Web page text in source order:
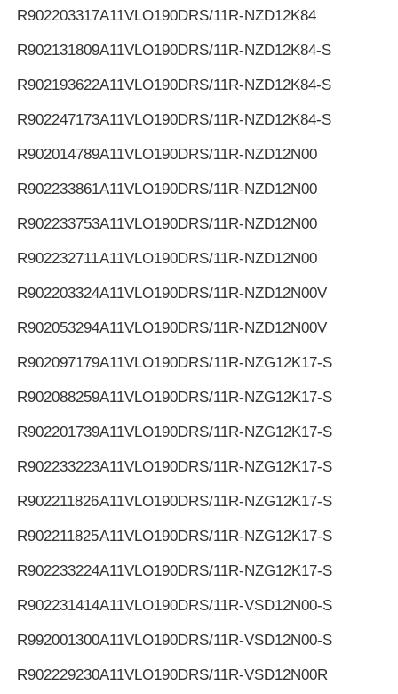
R902203317A11VLO190DRS/11R-NZD12K84
R902131809A11VLO190DRS/11R-NZD12K84-S
R902193622A11VLO190DRS/11R-NZD12K84-S
R902247173A11VLO190DRS/11R-NZD12K84-S
R902014789A11VLO190DRS/11R-NZD12N00
R902233861A11VLO190DRS/11R-NZD12N00
R902233753A11VLO190DRS/11R-NZD12N00
R902232711A11VLO190DRS/11R-NZD12N00
R902203324A11VLO190DRS/11R-NZD12N00V
R902053294A11VLO190DRS/11R-NZD12N00V
R902097179A11VLO190DRS/11R-NZG12K17-S
R902088259A11VLO190DRS/11R-NZG12K17-S
R902201739A11VLO190DRS/11R-NZG12K17-S
R902233223A11VLO190DRS/11R-NZG12K17-S
R902211826A11VLO190DRS/11R-NZG12K17-S
R902211825A11VLO190DRS/11R-NZG12K17-S
R902233224A11VLO190DRS/11R-NZG12K17-S
R902231414A11VLO190DRS/11R-VSD12N00-S
R992001300A11VLO190DRS/11R-VSD12N00-S
R902229230A11VLO190DRS/11R-VSD12N00R